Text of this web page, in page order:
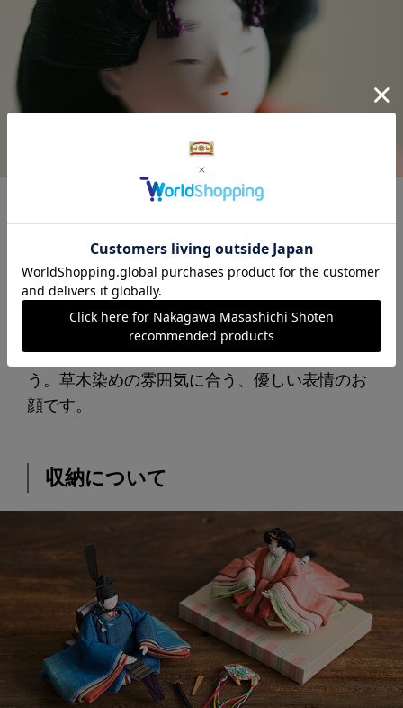
衣裳着雛人形のお顔は、「次郎左衛門雛（じろ
うざえもんびな）」という元禄時代に生まれた
お顔をベースに手描きで仕上げました。絹を用
いた髪の毛を、結髪専門の職人が一つひとつ結
い上げ、面相職人の手により表情が描かれてい
ます。細い筆に薄く墨をつけ、少しずつ何度も
描き重ねることで、表情に深みが備わるのだそ
う。草木染めの雰囲気に合う、優しい表情のお
顔です。
収納について